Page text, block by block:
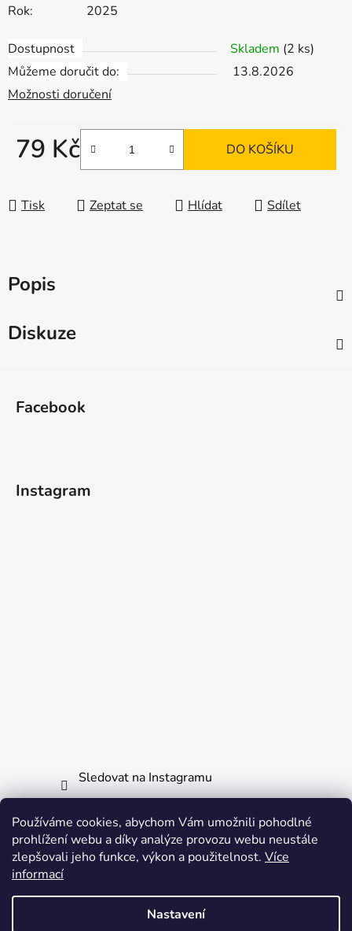
Používáme cookies, abychom Vám umožnili pohodlné
prohlížení webu a díky analýze provozu webu neustále
zlepšovali jeho funkce, výkon a použitelnost. Více
informací
Nastavení
Rok:
2025
Dostupnost Skladem (2 ks)
Můžeme doručit do:
13.8.2026
Možnosti doručení
79 Kč
Měrná cena:
DO KOŠÍKU
Tisk Zeptat se Hlídat Sdílet
Popis
Diskuze
Facebook
Instagram
Sledovat na Instagramu
Informace pro vás
Obchodní podmínky